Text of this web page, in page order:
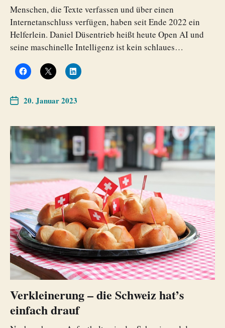
Menschen, die Texte verfassen und über einen
Internetanschluss verfügen, haben seit Ende 2022 ein
Helferlein. Daniel Düsentrieb heißt heute Open AI und
seine maschinelle Intelligenz ist kein schlaues…
20. Januar 2023
Verkleinerung – die Schweiz hat’s
einfach drauf